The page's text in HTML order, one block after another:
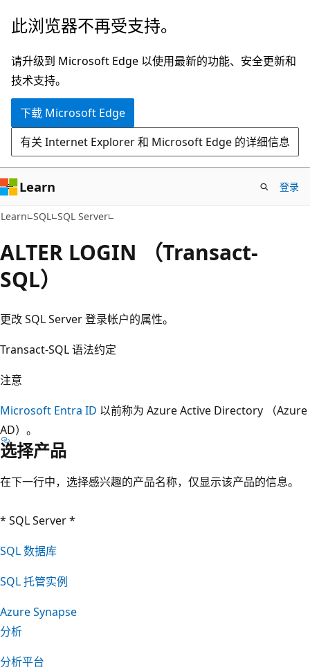
跳
主
要
内
此浏览器不再受支持。
请升级到 Microsoft Edge 以使用最新的功能、安全更新和
技术支持。
下载 Microsoft Edge
有关 Internet Explorer 和 Microsoft Edge 的详细信息
Learn 登录
Learn SQL SQL Server
ALTER LOGIN （Transact-
SQL）
更改 SQL Server 登录帐户的属性。
Transact-SQL 语法约定
注意
Microsoft Entra ID 以前称为 Azure Active Directory （Azure
AD）。
选择产品
在下一行中，选择感兴趣的产品名称，仅显示该产品的信息。
* SQL Server *
SQL 数据库
SQL 托管实例
Azure Synapse
分析
分析平台